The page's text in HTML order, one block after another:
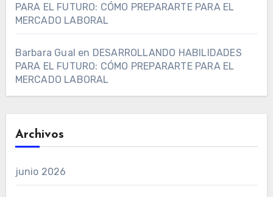
PARA EL FUTURO: CÓMO PREPARARTE PARA EL
MERCADO LABORAL
Barbara Gual en DESARROLLANDO HABILIDADES
PARA EL FUTURO: CÓMO PREPARARTE PARA EL
MERCADO LABORAL
Archivos
junio 2026